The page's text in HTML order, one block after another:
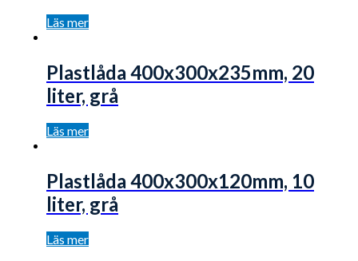
Läs mer
Plastlåda 400x300x235mm, 20
liter, grå
Läs mer
Plastlåda 400x300x120mm, 10
liter, grå
Läs mer